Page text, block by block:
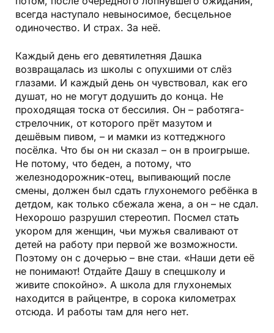
всегда наступало невыносимое, бесцельное
одиночество. И страх. За неё.
Каждый день его девятилетняя Дашка
возвращалась из школы с опухшими от слёз
глазами. И каждый день он чувствовал, как его
душат, но не могут додушить до конца. Не
проходящая тоска от бессилия. Он – работяга-
стрелочник, от которого прёт мазутом и
дешёвым пивом, – и мамки из коттеджного
посёлка. Что бы он ни сказал – он в проигрыше.
Не потому, что беден, а потому, что
железнодорожник-отец, выпивающий после
смены, должен был сдать глухонемого ребёнка в
детдом, как только сбежала жена, а он – не сдал.
Нехорошо разрушил стереотип. Посмел стать
укором для женщин, чьи мужья сваливают от
детей на работу при первой же возможности.
Поэтому он с дочерью – вне стаи. «Наши дети её
не понимают! Отдайте Дашу в спецшколу и
живите спокойно». А школа для глухонемых
находится в райцентре, в сорока километрах
отсюда. И работы там для него нет.